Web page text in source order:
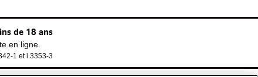
de 18 ans
en ligne.
1 et l.3353-3